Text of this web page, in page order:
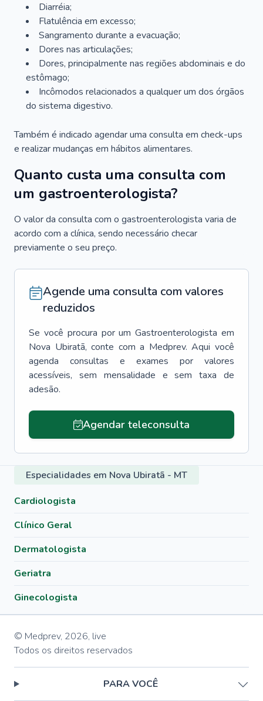
Diarréia;
Flatulência em excesso;
Sangramento durante a evacuação;
Dores nas articulações;
Dores, principalmente nas regiões abdominais e do
estômago;
Incômodos relacionados a qualquer um dos órgãos
do sistema digestivo.
Também é indicado agendar uma consulta em check-ups
e realizar mudanças em hábitos alimentares.
Quanto custa uma consulta com
um gastroenterologista?
O valor da consulta com o gastroenterologista varia de
acordo com a clínica, sendo necessário checar
previamente o seu preço.
Agende uma consulta com valores
reduzidos
Se você procura por um Gastroenterologista em
Nova Ubiratã, conte com a Medprev. Aqui você
agenda consultas e exames por valores
acessíveis, sem mensalidade e sem taxa de
adesão.
Agendar teleconsulta
Especialidades em Nova Ubiratã - MT
Cardiologista
Clínico Geral
Dermatologista
Geriatra
Ginecologista
© Medprev, 2026, live
Todos os direitos reservados
PARA VOCÊ